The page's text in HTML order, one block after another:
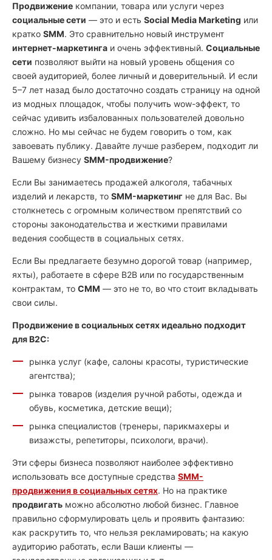
Продвижение компании, товара или услуги через
социальные сети — это и есть Social Media Marketing или
кратко SMM. Это сравнительно новый инструмент
интернет-маркетинга и очень эффективный. Социальные
сети позволяют выйти на новый уровень общения со
своей аудиторией, более личный и доверительный. И если
5–7 лет назад было достаточно создать страницу на одной
из модных площадок, чтобы получить wow-эффект, то
сейчас удивить избалованных пользователей довольно
сложно. Но мы сейчас не будем говорить о том, как
завоевать публику. Давайте лучше разберем, подходит ли
Вашему бизнесу SMM-продвижение?
Если Вы занимаетесь продажей алкоголя, табачных
изделий и лекарств, то SMM-маркетинг не для Вас. Вы
столкнетесь с огромным количеством препятствий со
стороны законодательства и жесткими правилами
ведения сообществ в социальных сетях.
Если Вы предлагаете безумно дорогой товар (например,
яхты), работаете в сфере B2B или по государственным
контрактам, то СММ — это не то, во что стоит вкладывать
свои силы.
Продвижение в социальных сетях идеально подходит
для B2C:
рынка услуг (кафе, салоны красоты, туристические
агентства);
рынка товаров (изделия ручной работы, одежда и
обувь, косметика, детские вещи);
рынка специалистов (тренеры, парикмахеры и
визажсты, репетиторы, психологи, врачи).
Эти сферы бизнеса позволяют наиболее эффективно
использовать все доступные средства SMM-
продвижения в социальных сетях. Но на практике
продвигать можно абсолютно любой бизнес. Главное
правильно сформулировать цель и проявить фантазию:
как раскрутить то, что нельзя рекламировать; на какую
аудиторию работать, если Ваши клиенты —